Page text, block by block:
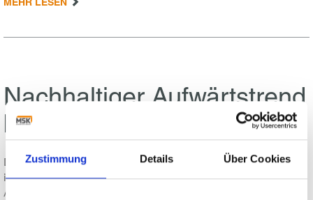
Zustimmung Details Über Cookies
Nachhaltiger Aufwärtstrend
bei MSK
Die MSK Covertech Gruppe konnte im zweiten Jahr in Folge
ihren Umsatz um 10 % auf nun 120 Mio. Euro steigern. Der
Auftragsbestand beträgt über 1 Jahr. Mehrere Großprojekte